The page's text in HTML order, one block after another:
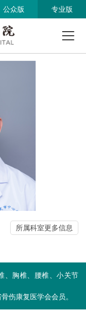
公众版 专业版
所属科室更多信息
、胸椎、腰椎、小关节
伤康复医学会会员。